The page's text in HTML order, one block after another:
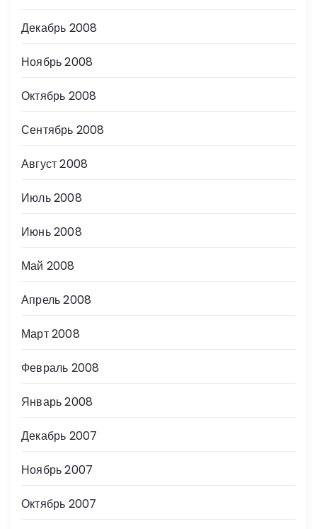
Декабрь 2008
Ноябрь 2008
Октябрь 2008
Сентябрь 2008
Август 2008
Июль 2008
Июнь 2008
Май 2008
Апрель 2008
Март 2008
Февраль 2008
Январь 2008
Декабрь 2007
Ноябрь 2007
Октябрь 2007